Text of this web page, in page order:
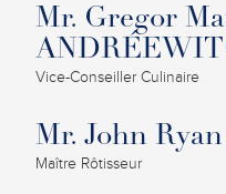
Mr. Gregor
Vice-Conseiller Culinaire
Mr. John
Maître Rôtisseur